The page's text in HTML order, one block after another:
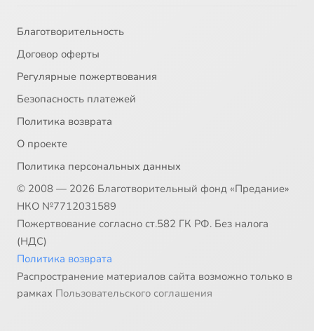
Благотворительность
Договор оферты
Регулярные пожертвования
Безопасность платежей
Политика возврата
О проекте
Политика персональных данных
© 2008 — 2026 Благотворительный фонд «Предание»
НКО №7712031589
Пожертвование согласно ст.582 ГК РФ. Без налога
(НДС)
Политика возврата
Распространение материалов сайта возможно только в
рамках Пользовательского соглашения